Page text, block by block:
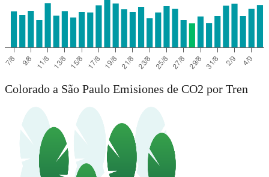
Colorado a São Paulo Emisiones de CO2 por Tren